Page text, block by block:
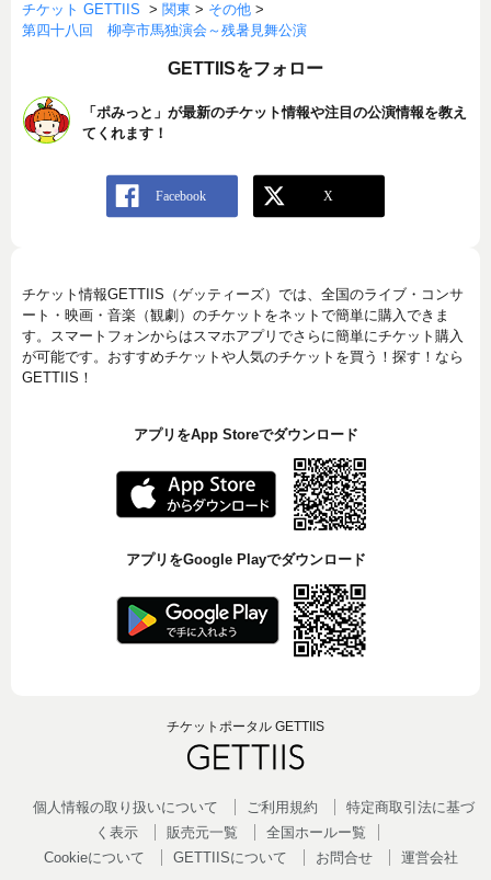
チケット GETTIIS > 関東 > その他 >
第四十八回 柳亭市馬独演会～残暑見舞公演
GETTIISをフォロー
「ポみっと」が最新のチケット情報や注目の公演情報を教え
てくれます！
チケット情報GETTIIS（ゲッティーズ）では、全国のライブ・コンサ
ート・映画・音楽（観劇）のチケットをネットで簡単に購入できま
す。スマートフォンからはスマホアプリでさらに簡単にチケット購入
が可能です。おすすめチケットや人気のチケットを買う！探す！なら
GETTIIS！
アプリをApp Storeでダウンロード
アプリをGoogle Playでダウンロード
チケットポータル GETTIIS
個人情報の取り扱いについて ご利用規約
特定商取引法に基づ
く表示
販売元一覧
全国ホールー覧
Cookieについて
GETTIISについて お問合せ 運営会社